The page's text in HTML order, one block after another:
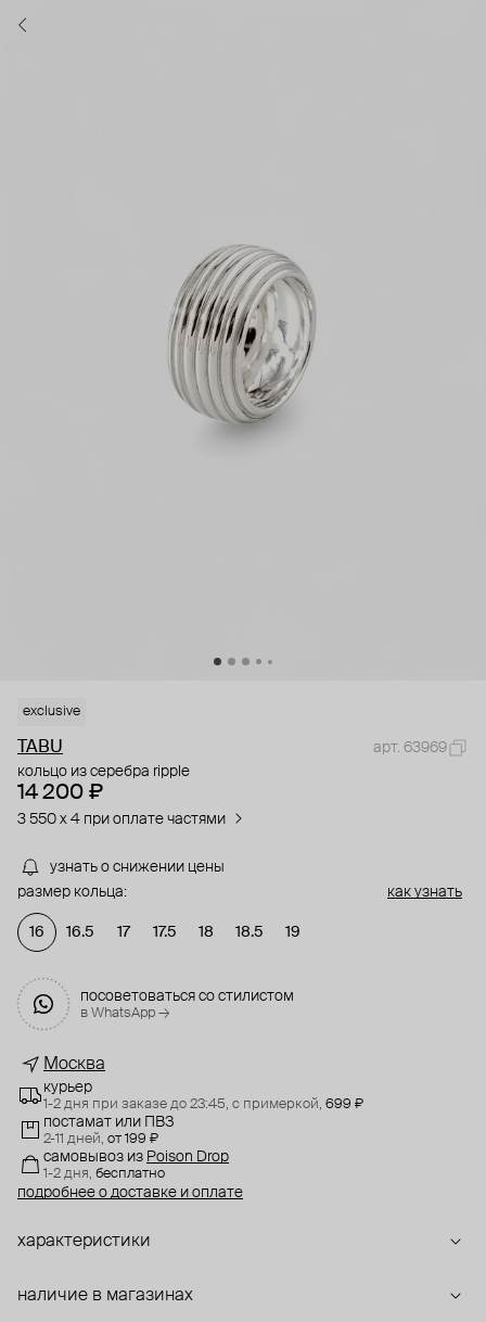
exclusive
TABU
арт. 63969
кольцо из серебра ripple
14 200 ₽
3 550 x 4 при оплате частями
узнать о снижении цены
размер кольца:
как узнать
16 16.5 17 17.5 18 18.5 19
посоветоваться со стилистом
в WhatsApp →
Москва
курьер
1-2 дня при заказе до 23:45, с примеркой, 699 ₽
постамат или ПВЗ
2-11 дней, от 199 ₽
самовывоз из Poison Drop
1-2 дня, бесплатно
подробнее о доставке и оплате
характеристики
наличие в магазинах